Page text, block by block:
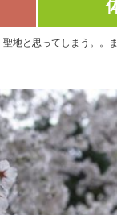
聖地と思ってしまう。。